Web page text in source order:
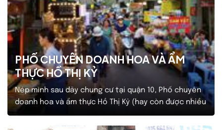
PHỐ CHUYÊN DOANH HOA VÀ ẨM
THỰC HỒ THỊ KỶ
Nép mình sau dãy chung cư tại quận 10, Phố chuyên
doanh hoa và ẩm thực Hồ Thị Kỷ (hay còn được nhiều
người biết đến là Chợ hoa Hồ Thị Kỷ), một viên ngọc
giữa lòng thành phố, đã tự hào góp phần tô điểm